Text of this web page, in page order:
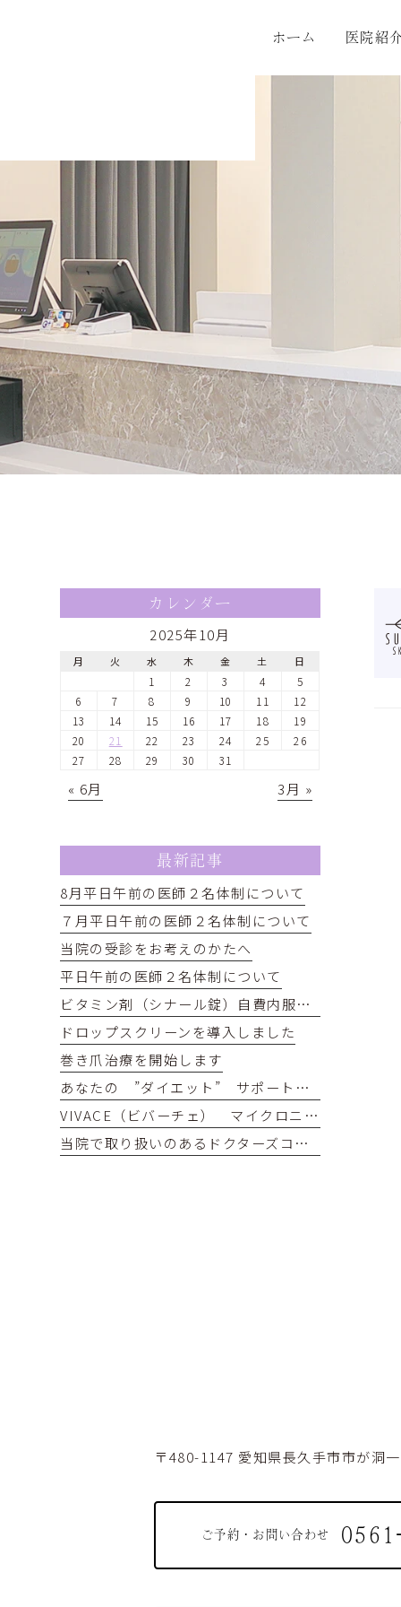
ホーム 医院紹
カレンダー
2025年10月
月 火 水 木 金 土 日
1 2 3 4
5
6
7 8 9 10 11
12
13
14 15 16 17 18
19
20
21 22 23 24 25
26
27
28 29 30 31
« 6月 3月 »
最新記事
8月平日午前の医師２名体制について
７月平日午前の医師２名体制について
当院の受診をお考えのかたへ
平日午前の医師２名体制について
ビタミン剤（シナール錠）自費内服価格改定について
ドロップスクリーンを導入しました
巻き爪治療を開始します
あなたの ”ダイエット” サポートします！
VIVACE（ビバーチェ） マイクロニードルRF（高周波）治療器
当院で取り扱いのあるドクターズコスメのご紹介 ガウディスキン、ジャンマリーニ、レカルカなど
〒480-1147 愛知県長久手市市が洞
ご予約・お問い合わせ